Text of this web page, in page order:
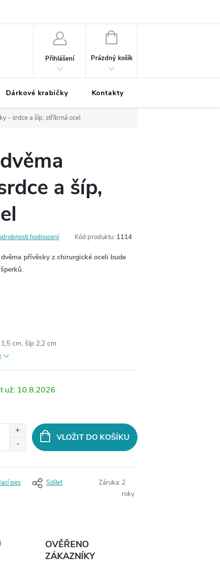
Přihlášení
NÁKUPNÍ
Prázdný košík
Dárkové krabičky Kontakty
- srdce a šíp, stříbrná ocel
a šíp,
hodnocení Kód produktu: 1114
přívěsky z chirurgické oceli bude
cm, šíp 2,2 cm
10.8.2026
VLOŽIT DO KOŠÍKU
pes Sdílet Záruka: 2
roky
OVĚŘENO
ZÁKAZNÍKY